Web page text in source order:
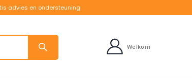
advies en ondersteuning
Welkom